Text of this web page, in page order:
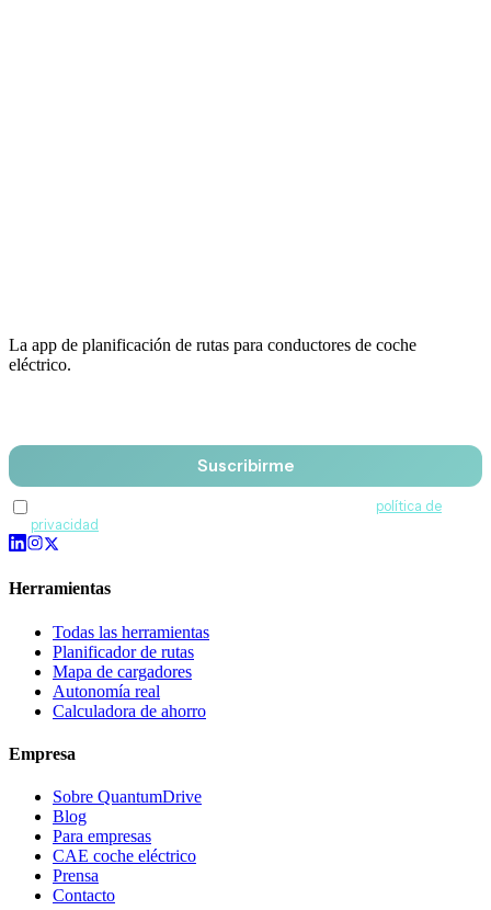
La app de planificación de rutas para conductores de coche
eléctrico.
Suscribirme
política de
privacidad
Herramientas
Todas las herramientas
Planificador de rutas
Mapa de cargadores
Autonomía real
Calculadora de ahorro
Empresa
Sobre QuantumDrive
Blog
Para empresas
CAE coche eléctrico
Prensa
Contacto